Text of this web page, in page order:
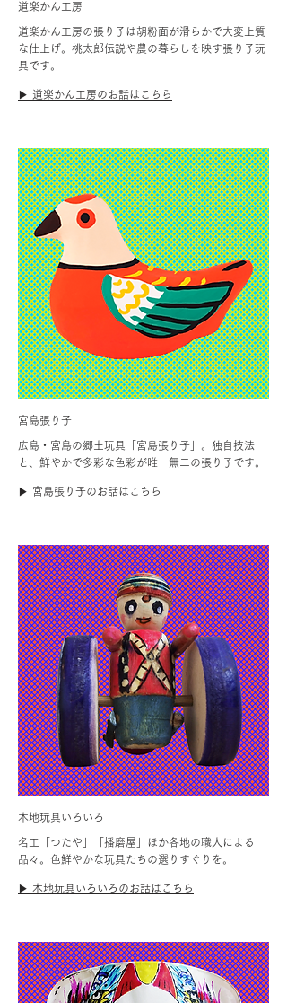
道楽かん工房
道楽かん工房の張り子は胡粉面が滑らかで大変上質
な仕上げ。桃太郎伝説や農の暮らしを映す張り子玩
具です。
▶︎ 道楽かん工房のお話はこちら
宮島張り子
広島・宮島の郷土玩具「宮島張り子」。独自技法
と、鮮やかで多彩な色彩が唯一無二の張り子です。
▶︎ 宮島張り子のお話はこちら
木地玩具いろいろ
名工「つたや」「播磨屋」ほか各地の職人による
品々。色鮮やかな玩具たちの選りすぐりを。
▶︎ 木地玩具いろいろのお話はこちら